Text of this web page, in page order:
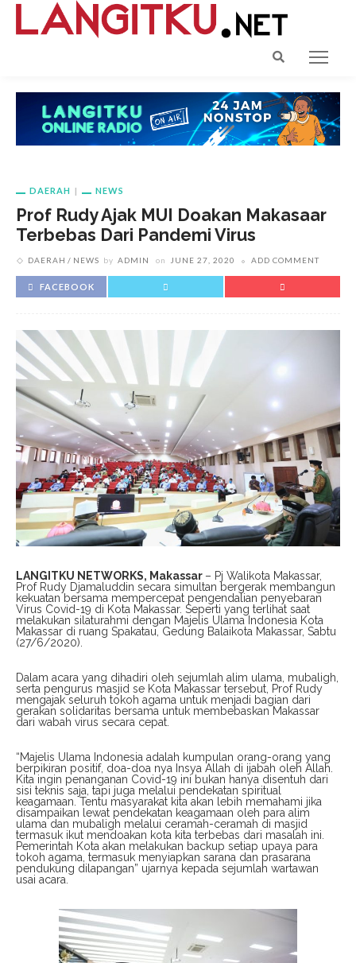
DAERAH NEWS
Prof Rudy Ajak MUI Doakan Makasaar
Terbebas Dari Pandemi Virus
DAERAH NEWS by ADMIN on JUNE 27, 2020 ADD COMMENT
FACEBOOK
LANGITKU NETWORKS, Makassar – Pj Walikota Makassar,
Prof Rudy Djamaluddin secara simultan bergerak membangun
kekuatan bersama mempercepat pengendalian penyebaran
Virus Covid-19 di Kota Makassar. Seperti yang terlihat saat
melakukan silaturahmi dengan Majelis Ulama Indonesia Kota
Makassar di ruang Spakatau, Gedung Balaikota Makassar, Sabtu
(27/6/2020).
Dalam acara yang dihadiri oleh sejumlah alim ulama, mubaligh,
serta pengurus masjid se Kota Makassar tersebut, Prof Rudy
mengajak seluruh tokoh agama untuk menjadi bagian dari
gerakan solidaritas bersama untuk membebaskan Makassar
dari wabah virus secara cepat.
“Majelis Ulama Indonesia adalah kumpulan orang-orang yang
berpikiran positif, doa-doa nya Insya Allah di ijabah oleh Allah.
Kita ingin penanganan Covid-19 ini bukan hanya disentuh dari
sisi teknis saja, tapi juga melalui pendekatan spiritual
keagamaan. Tentu masyarakat kita akan lebih memahami jika
disampaikan lewat pendekatan keagamaan oleh para alim
ulama dan mubaligh melalui ceramah-ceramah di masjid
termasuk ikut mendoakan kota kita terbebas dari masalah ini.
Pemerintah Kota akan melakukan backup setiap upaya para
tokoh agama, termasuk menyiapkan sarana dan prasarana
pendukung dilapangan” ujarnya kepada sejumlah wartawan
usai acara.